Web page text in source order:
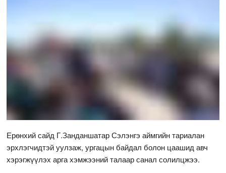
Ерөнхий сайд Г.Занданшатар Сэлэнгэ аймгийн тариалан
эрхлэгчидтэй уулзаж, ургацын байдал болон цаашид авч
хэрэгжүүлэх арга хэмжээний талаар санал солилцжээ.